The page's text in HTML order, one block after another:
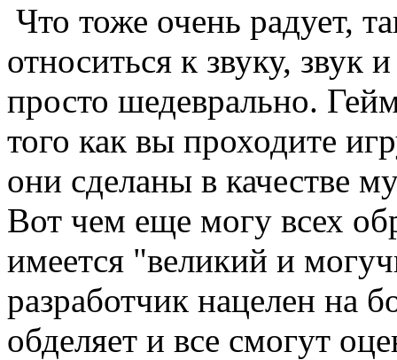
Что тоже очень радует,
относиться к звуку, звук
просто шедеврально.
того как вы проходите
они сделаны в качестве
Вот чем еще могу всех
имеется "великий и
разработчик нацелен на
обделяет и все смогут